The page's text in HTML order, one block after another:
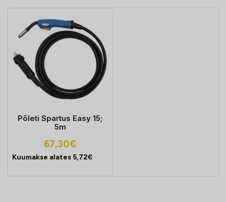
Põleti Spartus Easy 15;
5m
67,30€
Kuumakse alates 5,72€